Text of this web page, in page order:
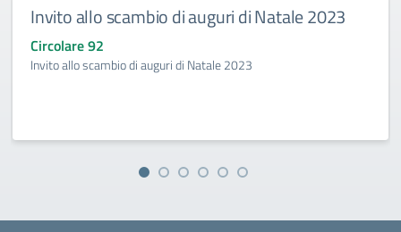
Invito allo scambio di auguri di Natale 2023
Circolare 92
Invito allo scambio di auguri di Natale 2023